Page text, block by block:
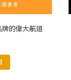
的偉大航道